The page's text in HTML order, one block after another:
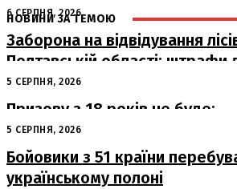
НОВИНИ ЗА ТЕМОЮ
6 СЕРПНЯ, 2026
Заборона на відвідування
Полтавській області: штрафи
тисяч гривень
5 СЕРПНЯ, 2026
Призову з 18 років не буде:
офіційна позиція Офісу
5 СЕРПНЯ, 2026
Бойовики з 51 країни
українському полоні